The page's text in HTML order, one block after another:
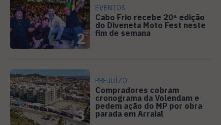
2
EVENTOS
Cabo Frio recebe 20ª edição
do Diveneta Moto Fest neste
fim de semana
3
PREJUÍZO
Compradores cobram
cronograma da Volendam e
pedem ação do MP por obra
parada em Arraial